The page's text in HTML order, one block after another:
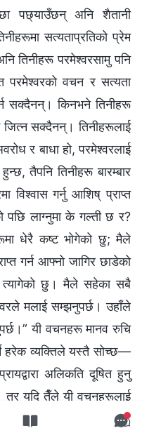
पछ्याउँछन् अनि शैतानी
सत्यताप्रतिको प्रेम
तिनीहरू परमेश्‍वरसामु पनि
परमेश्‍वरको वचन र सत्यता
सक्दैनन्। किनभने तिनीहरू
जित्न सक्दैनन्। तिनीहरूलाई
र बाधा हो, परमेश्‍वरलाई
तैपनि तिनीहरू बारम्बार
विश्‍वास गर्नु आशिष्‌ प्राप्त
पछि लाग्नुमा के गल्ती छ र?
धेरै कष्ट भोगेको छु; मैले
गर्न आफ्नो जागिर छाडेको
त्यागेको छु। मैले सहेका सबै
मलाई सम्झनुपर्छ। उहाँले
यी वचनहरू मानव रुचि
हरेक व्यक्तिले यस्तै सोच्छ—
अलिकति दूषित हुनु
तर यदि तैँले यी वचनहरूलाई
कुनै सत्यता वा सत्यता